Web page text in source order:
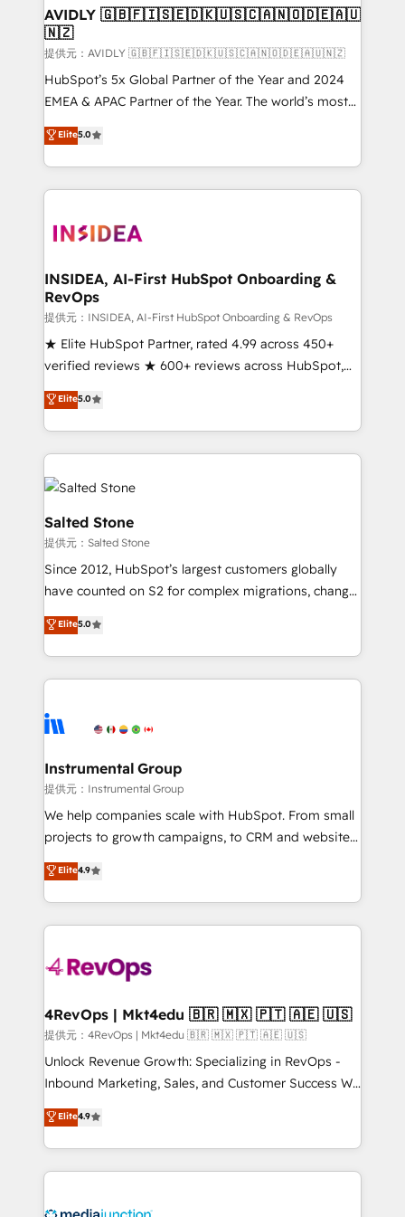
AVIDLY 🇬🇧🇫🇮🇸🇪🇩🇰🇺🇸🇨🇦🇳🇴🇩🇪🇦🇺
🇳🇿
提供元：AVIDLY 🇬🇧🇫🇮🇸🇪🇩🇰🇺🇸🇨🇦🇳🇴🇩🇪🇦🇺🇳🇿
HubSpot’s 5x Global Partner of the Year and 2024
EMEA & APAC Partner of the Year. The world’s most
experienced and fully accredited HubSpot Solutions
Partner. 🚀 With 2,750+ HubSpot projects delivered
and 370+ specialists across EMEA, APAC and NAM,
we de-risk complex CRM programmes and
multi-region migrations to AI-powered automation,
scale. 🏆 HubSpot’s CEO called us “the partner of the
future.” Others agree it is proof of trust built through
measurable impact.
Elite5.0
INSIDEA, AI-First HubSpot Onboarding &
RevOps
提供元：INSIDEA, AI-First HubSpot Onboarding & RevOps
★ Elite HubSpot Partner, rated 4.99 across 450+
verified reviews ★ 600+ reviews across HubSpot,
G2 & Clutch ★ 150+ in-house HubSpot-certified
experts ★ 1,500+ implementations across 25+
countries ★ AI-first, RevOps-led, onboarding-
obsessed INSIDEA helps growing companies turn
HubSpot into a revenue engine. We onboard your
team, migrate your data, and build AI-powered
workflows that drive adoption from week one, in
your time zone. What we do: ➤ Onboarding: Live in
weeks, with workflows built around your business,
not a template. ➤ Migration: Move from any legacy
CRM. Zero downtime, full data integrity. ➤
Implementation: Configure HubSpot to run your
revenue process. Sales, marketing, and service wired
Ongoing Management: Monthly tune-ups, feature
rollouts, adoption coaching. Buying HubSpot,
built for the work.
Elite5.0
Salted Stone
提供元：Salted Stone
Since 2012, HubSpot’s largest customers globally
have counted on S2 for complex migrations, change
management, systems integration, and creative
solutions that deliver measurable impact and
transform brand experiences As one of the few full-
service creative agencies in the HubSpot
winning design to build scalable, globally
marketing campaigns, & RevOps frameworks that
fuel long-term success We connect the entire
customer lifecycle through seamless integrations,
ensure long-term adoption with change-
and service to drive sustainable growth With 6 key
HubSpot accreditations and experience across
teams has worked with clients just like you Let’s
explore whether S2 is the partner you’ve been
looking for...and get your next big initiative moving!
Elite5.0
Instrumental Group
提供元：Instrumental Group
We help companies scale with HubSpot. From small
projects to growth campaigns, to CRM and websites.
Hire an agency that's experienced in every inch of
HubSpot and willing to work hand-in-hand with your
team to simplify the complex and build a better
experience for your team and customers.
Elite4.9
4RevOps | Mkt4edu 🇧🇷 🇲🇽 🇵🇹 🇦🇪 🇺🇸
提供元：4RevOps | Mkt4edu 🇧🇷 🇲🇽 🇵🇹 🇦🇪 🇺🇸
Unlock Revenue Growth: Specializing in RevOps -
Inbound Marketing, Sales, and Customer Success We
specialize in driving revenue growth for companies
across industries through tailored marketing, sales,
and customer success strategies, utilizing RevOps
methodologies. As Latin America's largest HubSpot
offer unparalleled insights. Operating in five
Elite4.9